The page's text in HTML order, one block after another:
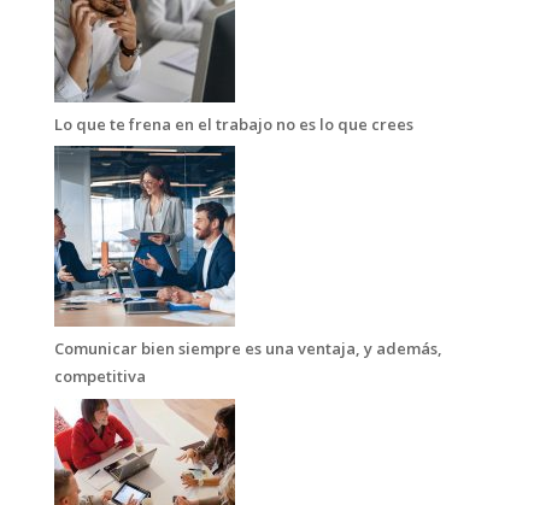
Lo que te frena en el trabajo no es lo que crees
Comunicar bien siempre es una ventaja, y además,
competitiva